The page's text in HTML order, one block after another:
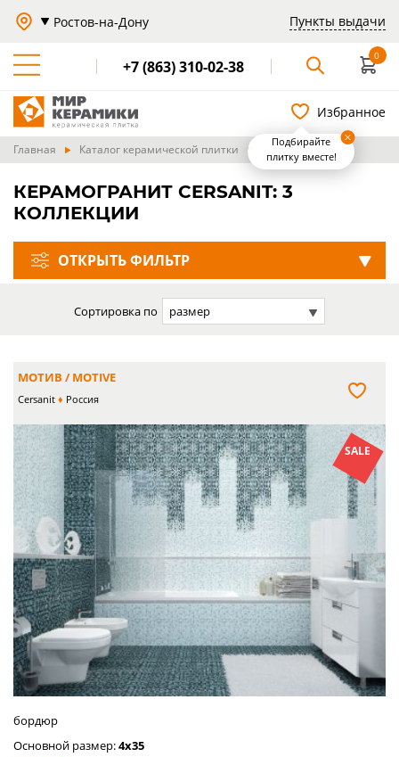
Ростов-на-Дону Пункты выдачи
+7 (863) 310-02-38
0
Избранное
Подбирайте
плитку вместе!
Главная Каталог керамической плитки Стекло
КЕРАМОГРАНИТ CERSANIT: 3
КОЛЛЕКЦИИ
ОТКРЫТЬ ФИЛЬТР
Сортировка по размер
МОТИВ / MOTIVE
Cersanit Россия
SALE
бордюр
Основной размер:4x35